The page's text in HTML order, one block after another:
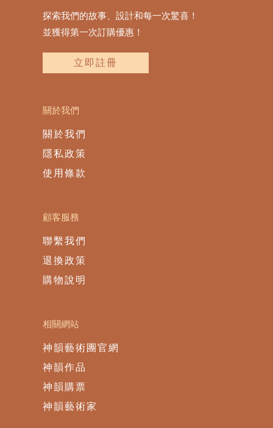
關於我們
關於我們
隱私政策
使用條款
顧客服務
聯繫我們
退換政策
購物說明
相關網站
神韻藝術團官網
神韻作品
神韻購票
神韻藝術家
探索我們的故事、設計和每一次驚喜！
並獲得第一次訂購優惠！
立即註冊